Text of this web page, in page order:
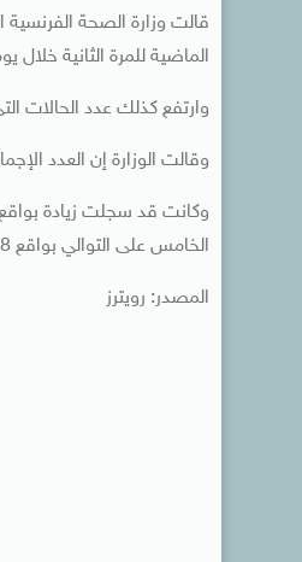
قالت وزارة الصحة
الماضية للمرة الثانية خلال
وارتفع كذلك عدد الحالات
وقالت الوزارة إن العدد الإجمالي
الخامس على التوالي بواقع 18 إلى 464.
المصدر: رويترز